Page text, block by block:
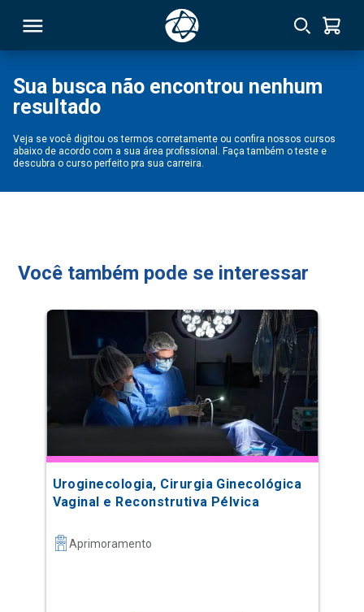
Sua busca não encontrou nenhum
resultado
Veja se você digitou os termos corretamente ou confira nossos cursos
abaixo de acordo com a sua área profissional. Faça também o teste e
descubra o curso perfeito pra sua carreira.
Você também pode se interessar
Uroginecologia, Cirurgia Ginecológica
Vaginal e Reconstrutiva Pélvica
Aprimoramento